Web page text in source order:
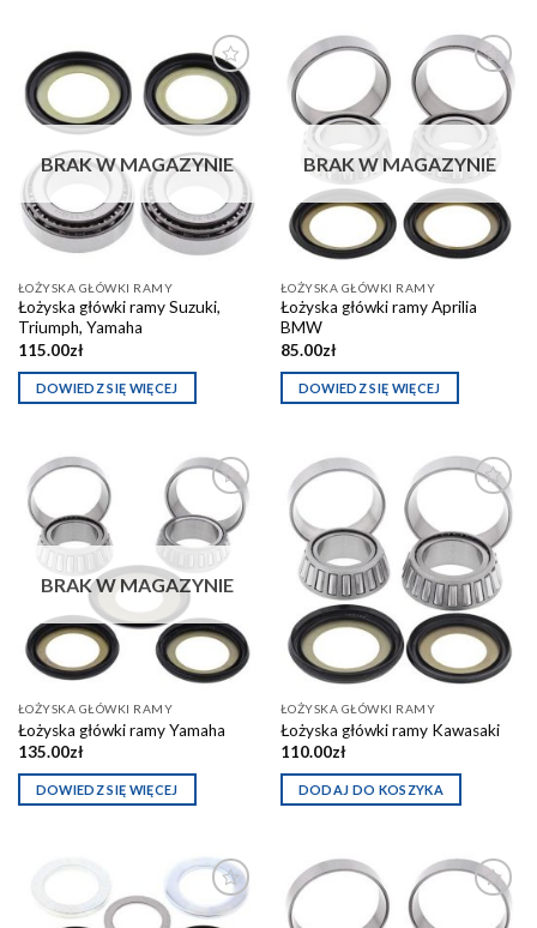
Dodaj do
BRAK W MAGAZYNIE
ŁOŻYSKA GŁÓWKI RAMY
Łożyska główki ramy Suzuki,
Triumph, Yamaha
115.00zł
DOWIEDZ SIĘ WIĘCEJ
Dodaj do
schowka
BRAK W MAGAZYNIE
ŁOŻYSKA GŁÓWKI RAMY
Łożyska główki ramy Aprilia
BMW
85.00zł
DOWIEDZ SIĘ WIĘCEJ
Dodaj do
schowka
BRAK W MAGAZYNIE
ŁOŻYSKA GŁÓWKI RAMY
Łożyska główki ramy Yamaha
135.00zł
DOWIEDZ SIĘ WIĘCEJ
Dodaj do
schowka
ŁOŻYSKA GŁÓWKI RAMY
Łożyska główki ramy Kawasaki
110.00zł
DODAJ DO KOSZYKA